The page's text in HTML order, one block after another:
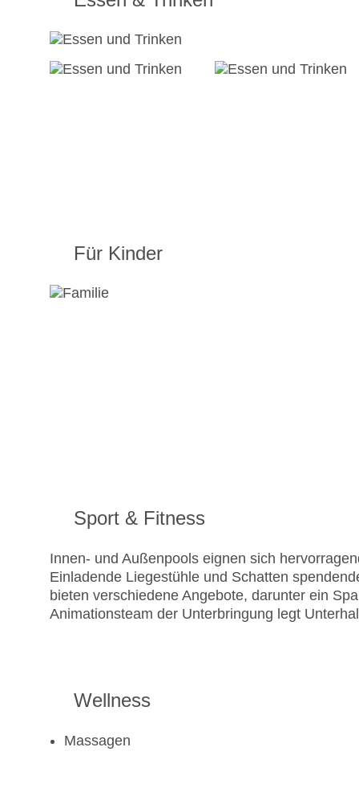
Für Kinder
Sport & Fitness
Innen- und Außenpools eignen sich
Einladende Liegestühle und Schatten
bieten verschiedene Angebote, darunter ein
Animationsteam der Unterbringung legt
Wellness
Massagen